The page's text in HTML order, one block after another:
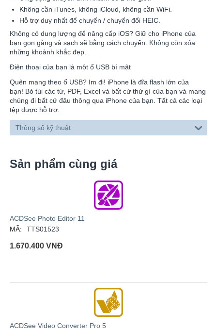
Không cần iTunes, không iCloud, không cần WiFi.
Hỗ trợ duy nhất để chuyển / chuyển đổi HEIC.
Không có dung lượng để nâng cấp iOS? Giữ cho iPhone của
bạn gọn gàng và sạch sẽ bằng cách chuyển. Không còn xóa
những khoảnh khắc đẹp.
Điện thoại của bạn là một ổ USB bí mật
Quên mang theo ổ USB? Im đi! iPhone là đĩa flash lớn của
bạn! Bỏ túi các từ, PDF, Excel và bất cứ thứ gì của bạn và mang
chúng đi bất cứ đâu thông qua iPhone của bạn. Tất cả các loại
tệp được hỗ trợ.
Thông số kỹ thuật
Sản phẩm cùng giá
ACDSee Photo Editor 11
MÃ:
TTS01523
1.670.400 VNĐ
ACDSee Video Converter Pro 5